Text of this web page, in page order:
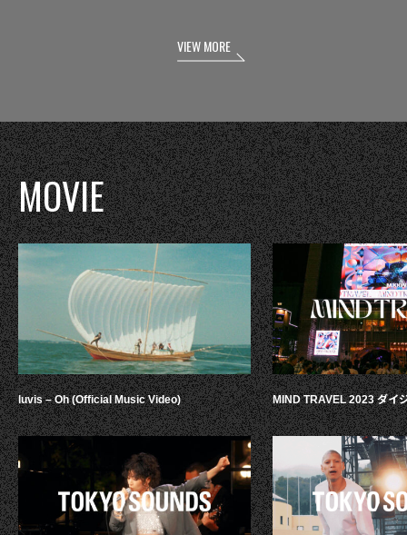
VIEW MORE
MOVIE
luvis – Oh (Official Music Video) MIND TRAVEL 2023 ダイ